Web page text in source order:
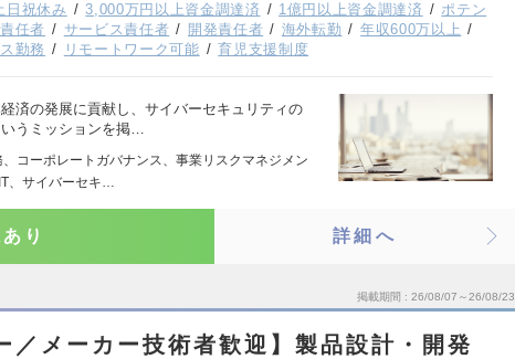
日祝休み 3,000万円以上資金調達済 1億円以上資金調達済
ポテン
任者 サービス責任者 開発責任者 海外転勤
年収600万以上
勤務 リモートワーク可能 育児支援制度
済の発展に貢献し、サイバーセキュリティの
うミッションを掲…
、コーポレートガバナンス、事業リスクマネジメン
、サイバーセキ…
り 詳細へ
掲載期間 26/08/07～26/08/23
／メーカー技術者歓迎】製品設計・開発